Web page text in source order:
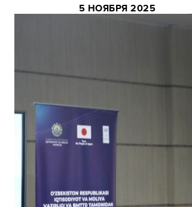
5 НОЯБРЯ 2025